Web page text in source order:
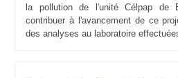
la pollution de l'unité Célpap de
contribuer à l'avancement de ce
des analyses au laboratoire